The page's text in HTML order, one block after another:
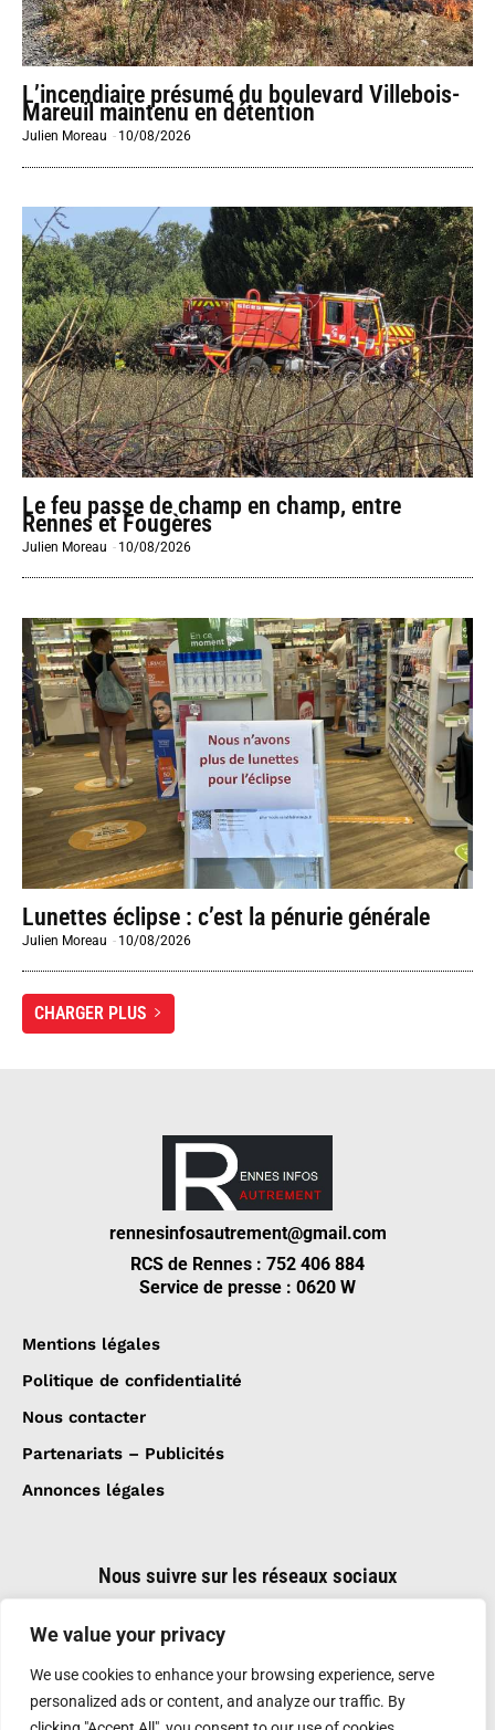
We value your privacy
We use cookies to enhance your browsing experience, serve
personalized ads or content, and analyze our traffic. By
L’incendiaire présumé du boulevard Villebois-
Mareuil maintenu en détention
Julien Moreau - 10/08/2026
Le feu passe de champ en champ, entre
Rennes et Fougères
Julien Moreau - 10/08/2026
Lunettes éclipse : c’est la pénurie générale
Julien Moreau - 10/08/2026
CHARGER PLUS
rennesinfosautrement@gmail.com
RCS de Rennes : 752 406 884
Service de presse : 0620 W
Mentions légales
Politique de confidentialité
Nous contacter
Partenariats – Publicités
Annonces légales
Nous suivre sur les réseaux sociaux